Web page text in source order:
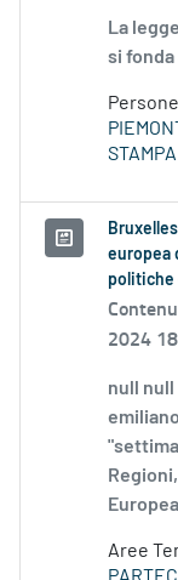
La
si
europea
politiche
2024
null null
Aree